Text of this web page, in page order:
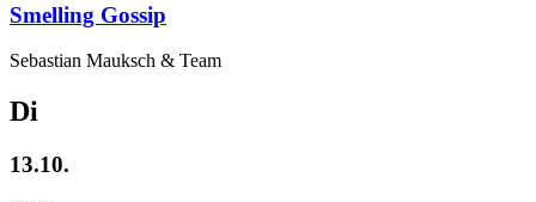
Smelling Gossip
Sebastian Mauksch & Team
Di
13.10.